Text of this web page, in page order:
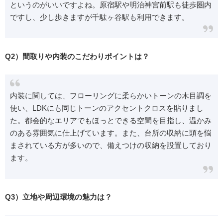
というのがいいですよね。原宿駅や明治神宮前駅も徒歩圏内
ですし、少し歩きますが千駄ヶ谷駅も利用できます。
Q2）間取りや内装のこだわりポイントは？
内装に関しては、フローリングに柔らかいトーンの木目調を
使い、LDKにも同じトーンのアクセントクロスを貼りまし
た。都会的なエリアでもほっとできる空間を目指し、温かみ
のある雰囲気に仕上げています。また、台所の収納に頭を悩
まされている方が多いので、備えつけの収納を設置しており
ます。
Q3）立地や周辺環境の魅力は？